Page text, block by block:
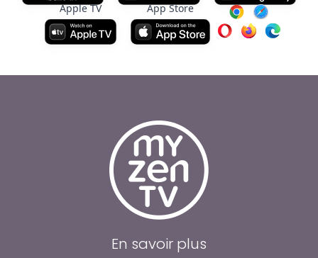
Apple TV App Store
En savoir plus